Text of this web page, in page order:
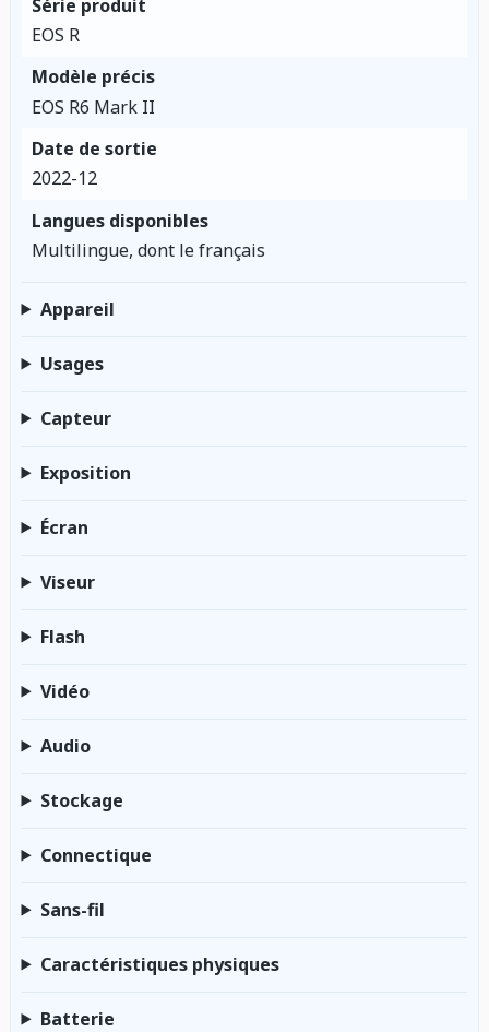
Série produit
EOS R
Modèle précis
EOS R6 Mark II
Date de sortie
2022-12
Langues disponibles
Multilingue, dont le français
Appareil
Usages
Capteur
Exposition
Écran
Viseur
Flash
Vidéo
Audio
Stockage
Connectique
Sans-fil
Caractéristiques physiques
Batterie